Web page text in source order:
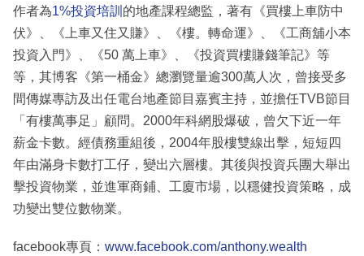
作者為1%投資培訓 的地產課程總監，著有《買樓上車防中
伏》、《上車又住又賺》、《樓。轉命運》、《工商舖小本
投資入門》、《50 萬上車》、《投資買樓賺錢筆記》等
等，其博客《第一桶金》總瀏覽量逾300萬人次，曾接受多
間傳媒專訪及出任電台地產節目嘉賓主持，並擔任TVB節目
「有樓萬事足」顧問。2000年科網股爆破，曾欠下近一年
薪金卡數。經債務重組後，2004年股樓雙線出擊，短短四
年由滿身卡數打工仔，變出六層樓。其後與投資兵團大舉出
擊投資物業，並進軍商鋪、工廈市場，以穩健投資策略，成
功變出雙位數物業。
facebook專頁： www.facebook.com/anthony.wealth